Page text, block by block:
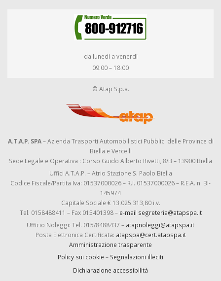
da lunedì a venerdì
09:00 – 18:00
© Atap S.p.a.
A.T.A.P. SPA– Azienda Trasporti Automobilistici Pubblici delle Province di
Biella e Vercelli
Sede Legale e Operativa : Corso Guido Alberto Rivetti, 8/B – 13900 Biella
Uffici A.T.A.P. – Atrio Stazione S. Paolo Biella
Codice Fiscale/Partita Iva: 01537000026 – R.I. 01537000026 – R.E.A. n. BI-
145974
Capitale Sociale € 13.025.313,80 i.v.
Tel. 0158488411 – Fax 015401398 – e-mail segreteria@atapspa.it
Ufficio Noleggi: Tel. 015/8488437 – atapnoleggi@atapspa.it
Posta Elettronica Certificata: atapspa@cert.atapspa.it
Amministrazione trasparente
Policy sui cookie – Segnalazioni illeciti
Dichiarazione accessibilità